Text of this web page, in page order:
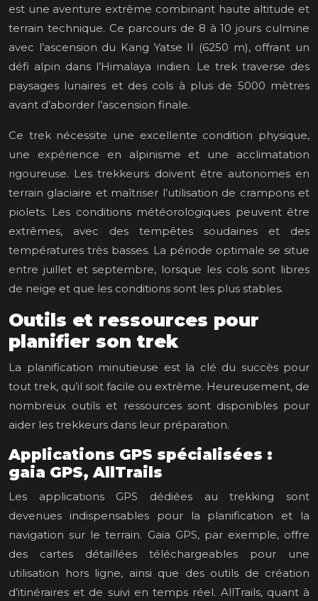
est une aventure extrême combinant haute altitude et
terrain technique. Ce parcours de 8 à 10 jours culmine
avec l’ascension du Kang Yatse II (6250 m), offrant un
défi alpin dans l’Himalaya indien. Le trek traverse des
paysages lunaires et des cols à plus de 5000 mètres
avant d’aborder l’ascension finale.
Ce trek nécessite une excellente condition physique,
une expérience en alpinisme et une acclimatation
rigoureuse. Les trekkeurs doivent être autonomes en
terrain glaciaire et maîtriser l’utilisation de crampons et
piolets. Les conditions météorologiques peuvent être
extrêmes, avec des tempêtes soudaines et des
températures très basses. La période optimale se situe
entre juillet et septembre, lorsque les cols sont libres
de neige et que les conditions sont les plus stables.
Outils et ressources pour
planifier son trek
La planification minutieuse est la clé du succès pour
tout trek, qu’il soit facile ou extrême. Heureusement, de
nombreux outils et ressources sont disponibles pour
aider les trekkeurs dans leur préparation.
Applications GPS spécialisées :
gaia GPS, AllTrails
Les applications GPS dédiées au trekking sont
devenues indispensables pour la planification et la
navigation sur le terrain. Gaia GPS, par exemple, offre
des cartes détaillées téléchargeables pour une
utilisation hors ligne, ainsi que des outils de création
d’itinéraires et de suivi en temps réel. AllTrails, quant à